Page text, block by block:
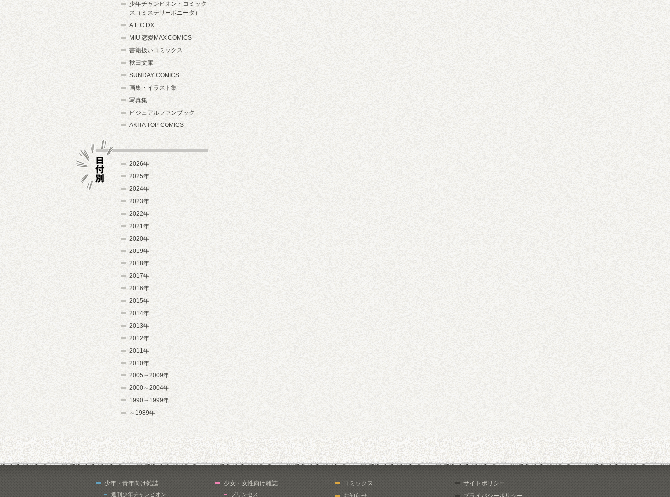
少年チャンピオン・コミック
ス（ミステリーボニータ）
A.L.C.DX
MIU 恋愛MAX COMICS
書籍扱いコミックス
秋田文庫
SUNDAY COMICS
画集・イラスト集
写真集
ビジュアルファンブック
AKITA TOP COMICS
2026年
2025年
2024年
2023年
2022年
2021年
2020年
2019年
2018年
2017年
2016年
2015年
2014年
2013年
2012年
2011年
2010年
2005～2009年
2000～2004年
1990～1999年
～1989年
少年・青年向け雑誌
週刊少年チャンピオン
少女・女性向け雑誌
プリンセス
コミックス
お知らせ
サイトポリシー
プライバシーポリシー